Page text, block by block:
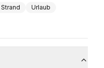
Strand Urlaub